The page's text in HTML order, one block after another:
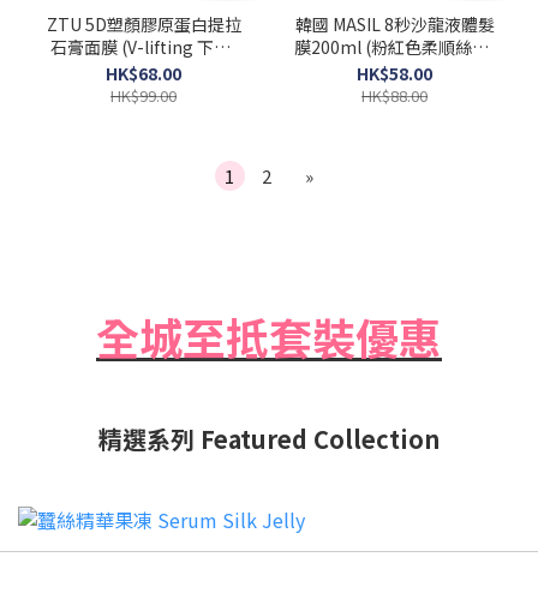
ZTU 5D塑顏膠原蛋白提拉
石膏面膜 (V-lifting 下巴)
一盒5片 [Exp 2026-06-12]
HK$68.00
HK$99.00
韓國 MASIL 8秒沙龍液體髮
膜200ml (粉紅色柔順絲滑)
Salon Hair Mask
HK$58.00
HK$88.00
1 2 »
全城至抵套裝優惠
精選系列 Featured Collection